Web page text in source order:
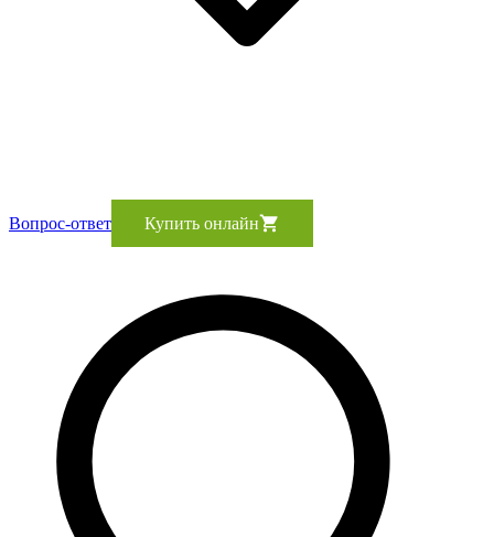
Вопрос-ответ Купить онлайн